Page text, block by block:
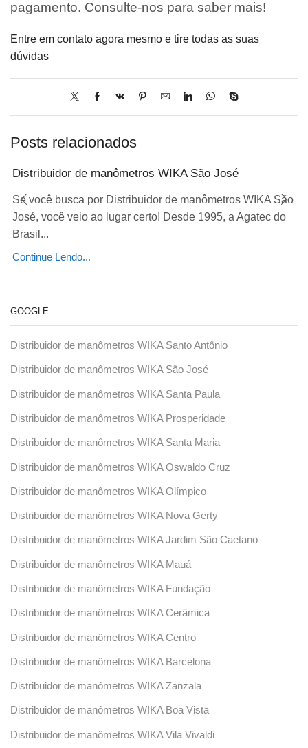
pagamento. Consulte-nos para saber mais!
Entre em contato agora mesmo e tire todas as suas
dúvidas
Posts relacionados
Distribuidor de manômetros WIKA São José
Se você busca por Distribuidor de manômetros WIKA São
José, você veio ao lugar certo! Desde 1995, a Agatec do
Brasil...
Continue Lendo...
GOOGLE
Distribuidor de manômetros WIKA Santo Antônio
Distribuidor de manômetros WIKA São José
Distribuidor de manômetros WIKA Santa Paula
Distribuidor de manômetros WIKA Prosperidade
Distribuidor de manômetros WIKA Santa Maria
Distribuidor de manômetros WIKA Oswaldo Cruz
Distribuidor de manômetros WIKA Olímpico
Distribuidor de manômetros WIKA Nova Gerty
Distribuidor de manômetros WIKA Jardim São Caetano
Distribuidor de manômetros WIKA Mauá
Distribuidor de manômetros WIKA Fundação
Distribuidor de manômetros WIKA Cerâmica
Distribuidor de manômetros WIKA Centro
Distribuidor de manômetros WIKA Barcelona
Distribuidor de manômetros WIKA Zanzala
Distribuidor de manômetros WIKA Boa Vista
Distribuidor de manômetros WIKA Vila Vivaldi